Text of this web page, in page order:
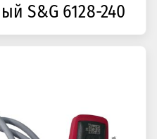
S&G 6128-240